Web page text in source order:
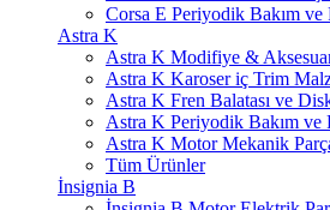
Corsa E Periyodik Bakım ve
Astra K
Astra K Modifiye &
Astra K Karoser iç Trim
Astra K Fren Balatası ve
Astra K Periyodik Bakım ve
Astra K Motor Mekanik
Tüm Ürünler
İnsignia B